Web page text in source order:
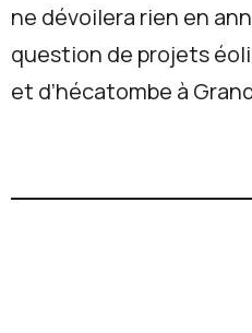
ne dévoilera rien en
question de projets
et d’hécatombe à